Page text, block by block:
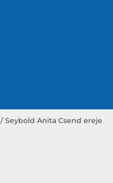
/ Seybold Anita Csend ereje